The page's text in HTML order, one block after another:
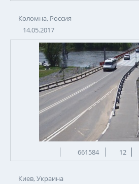
Коломна, Россия
14.05.2017
661584 12
Киев, Украина